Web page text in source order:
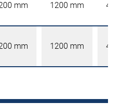
mm 1200 mm
mm 1200 mm